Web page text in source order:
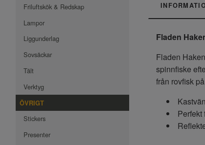
Friluftskök & Redskap
Lampor
Liggunderlag
Sovsäckar
Tält
Verktyg
ÖVRIGT
Stickers
Presenter
Fladen
Fladen
spinnfiske
från rovfisk
Perfekt